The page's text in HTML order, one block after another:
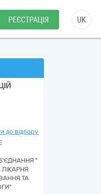
РЕЄСТРАЦІЯ UK
до відбору
"
ЛІКАРНЯ
ТА